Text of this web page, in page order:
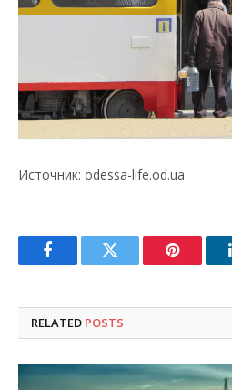
Источник: odessa-life.od.ua
FacebookTwitter Pinterest
RELATED POSTS